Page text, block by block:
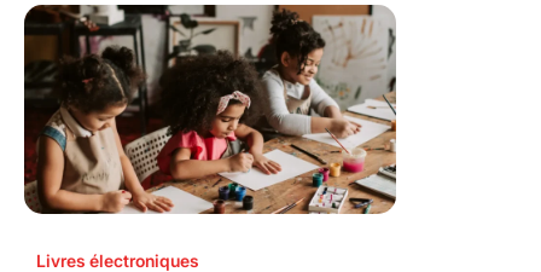
Livres électroniques